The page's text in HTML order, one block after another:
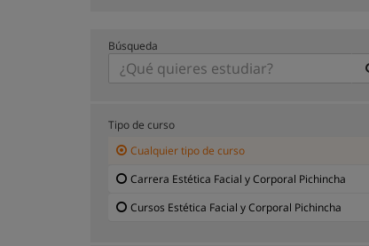
Búsqueda
Tipo de curso
Cualquier tipo de curso
Carrera Estética Facial y Corporal Pichincha
Cursos Estética Facial y Corporal Pichincha